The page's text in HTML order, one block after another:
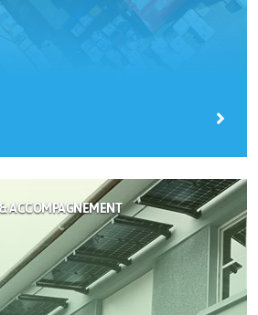
optimale pour une mise
panneaux photovoltaïques !
ACCOMPAGNEMENT